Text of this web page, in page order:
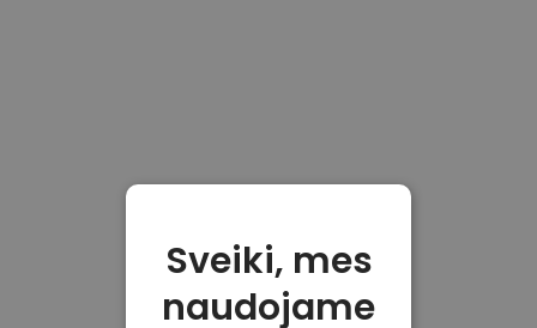
Sveiki, mes
naudojame